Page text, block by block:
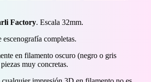
Factory. Escala 32mm.
escenografía completas.
en filamento oscuro (negro o gris
muy concretas.